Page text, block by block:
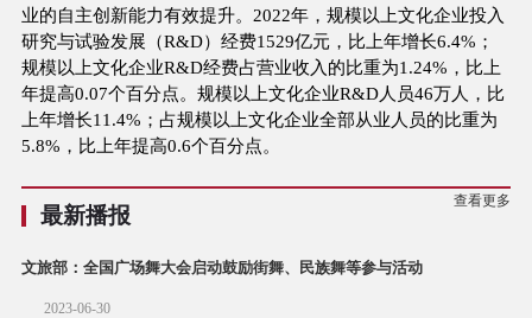
业的自主创新能力有效提升。2022年，规模以上文化企业投入
研究与试验发展（R&D）经费1529亿元，比上年增长6.4%；
规模以上文化企业R&D经费占营业收入的比重为1.24%，比上
年提高0.07个百分点。规模以上文化企业R&D人员46万人，比
上年增长11.4%；占规模以上文化企业全部从业人员的比重为
5.8%，比上年提高0.6个百分点。
最新播报
查看更多
文旅部：全国广场舞大会启动鼓励街舞、民族舞等参与活动
2023-06-30